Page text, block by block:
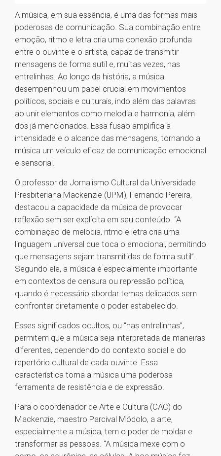
A música, em sua essência, é uma das formas mais
poderosas de comunicação. Sua combinação entre
emoção, ritmo e letra cria uma conexão profunda
entre o ouvinte e o artista, capaz de transmitir
mensagens de forma sutil e, muitas vezes, nas
entrelinhas. Ao longo da história, a música
desempenhou um papel crucial em movimentos
políticos, sociais e culturais, indo além das palavras
ao unir elementos como melodia e harmonia, além
dos já mencionados. Essa fusão amplifica a
intensidade e o alcance das mensagens, tornando a
música um veículo eficaz de comunicação emocional
e sensorial.
O professor de Jornalismo Cultural da Universidade
Presbiteriana Mackenzie (UPM), Fernando Pereira,
destacou a capacidade da música de provocar
reflexão sem ser explícita em seu conteúdo. “A
combinação de melodia, ritmo e letra cria uma
linguagem universal que toca o emocional, permitindo
que mensagens sejam transmitidas de forma sutil”.
Segundo ele, a música é especialmente importante
em contextos de censura ou repressão política,
quando é necessário abordar temas delicados sem
confrontar diretamente o poder estabelecido.
Esses significados ocultos, ou “nas entrelinhas”,
permitem que a música seja interpretada de maneiras
diferentes, dependendo do contexto social e do
repertório cultural de cada ouvinte. Essa
característica torna a música uma poderosa
ferramenta de resistência e de expressão.
Para o coordenador de Arte e Cultura (CAC) do
Mackenzie, maestro Parcival Módolo, a arte,
especialmente a música, tem o poder de moldar e
transformar as pessoas. “A música mexe com o